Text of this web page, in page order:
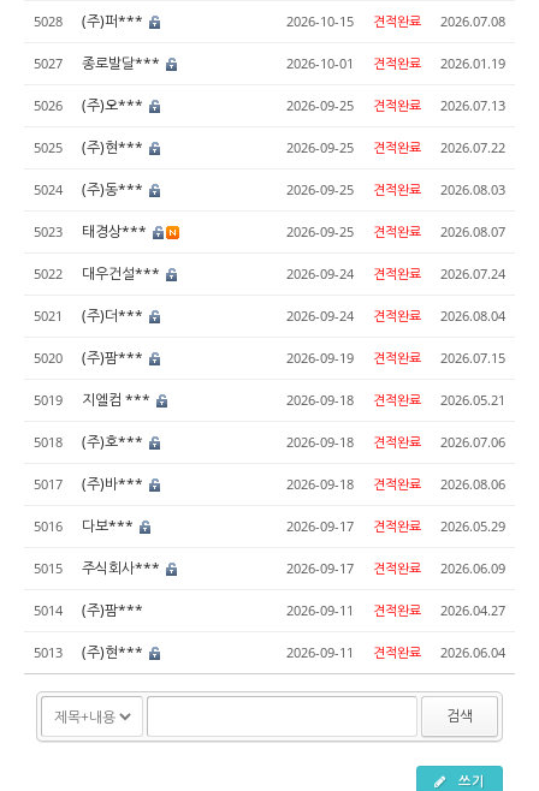
5028 (주)퍼*** 2026-10-15 견적완료 2026.07.08
5027 종로발달*** 2026-10-01 견적완료 2026.01.19
5026 (주)오*** 2026-09-25 견적완료 2026.07.13
5025 (주)현*** 2026-09-25 견적완료 2026.07.22
5024 (주)동*** 2026-09-25 견적완료 2026.08.03
5023 태경상*** 2026-09-25 견적완료 2026.08.07
5022 대우건설*** 2026-09-24 견적완료 2026.07.24
5021 (주)더*** 2026-09-24 견적완료 2026.08.04
5020 (주)팜*** 2026-09-19 견적완료 2026.07.15
5019 지엘컴 *** 2026-09-18 견적완료 2026.05.21
5018 (주)호*** 2026-09-18 견적완료 2026.07.06
5017 (주)바*** 2026-09-18 견적완료 2026.08.06
5016 다보*** 2026-09-17 견적완료 2026.05.29
5015 주식회사*** 2026-09-17 견적완료 2026.06.09
5014 (주)팜*** 2026-09-11 견적완료 2026.04.27
5013 (주)현*** 2026-09-11 견적완료 2026.06.04
검색
쓰기